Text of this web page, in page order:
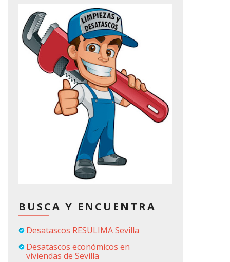
BUSCA Y ENCUENTRA
Desatascos RESULIMA Sevilla
Desatascos económicos en
viviendas de Sevilla